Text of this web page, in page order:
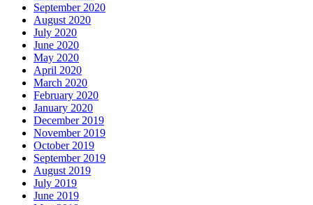
September 2020
August 2020
July 2020
June 2020
May 2020
April 2020
March 2020
February 2020
January 2020
December 2019
November 2019
October 2019
September 2019
August 2019
July 2019
June 2019